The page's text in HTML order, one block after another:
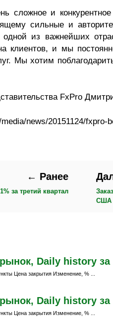
сложное и
сильные и
одной из важнейших
клиентов, и мы
Мы хотим
FxPro
news/20151124/fxpro-
← Ранее
за третий квартал
США
Daily history за
Цена закрытия Изменение, % ...
Daily history за
Цена закрытия Изменение, % ...